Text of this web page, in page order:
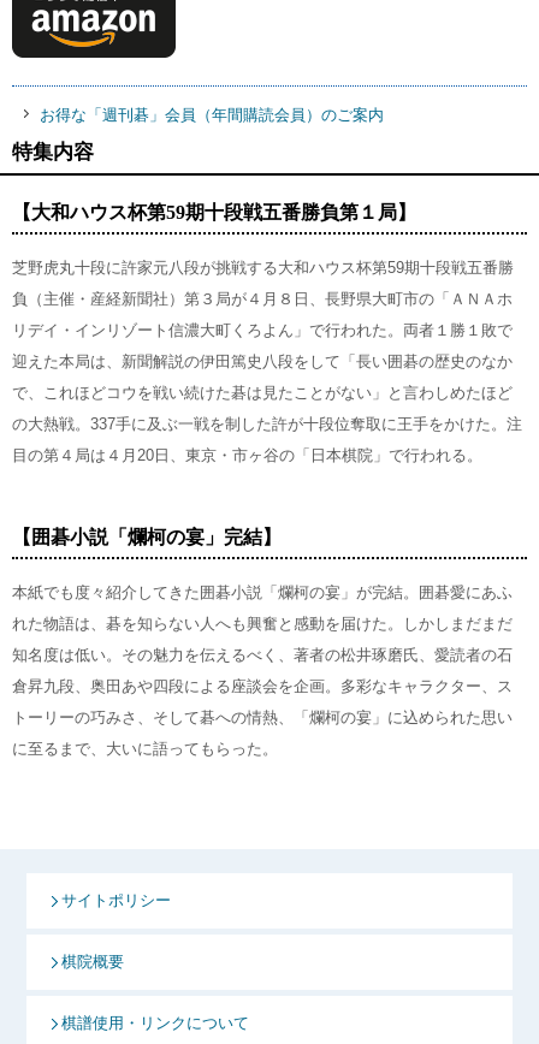
お得な「週刊碁」会員（年間購読会員）のご案内
特集内容
【大和ハウス杯第59期十段戦五番勝負第１局】
芝野虎丸十段に許家元八段が挑戦する大和ハウス杯第59期十段戦五番勝
負（主催・産経新聞社）第３局が４月８日、長野県大町市の「ＡＮＡホ
リデイ・インリゾート信濃大町くろよん」で行われた。両者１勝１敗で
迎えた本局は、新聞解説の伊田篤史八段をして「長い囲碁の歴史のなか
で、これほどコウを戦い続けた碁は見たことがない」と言わしめたほど
の大熱戦。337手に及ぶ一戦を制した許が十段位奪取に王手をかけた。注
目の第４局は４月20日、東京・市ヶ谷の「日本棋院」で行われる。
【囲碁小説「爛柯の宴」完結】
本紙でも度々紹介してきた囲碁小説「爛柯の宴」が完結。囲碁愛にあふ
れた物語は、碁を知らない人へも興奮と感動を届けた。しかしまだまだ
知名度は低い。その魅力を伝えるべく、著者の松井琢磨氏、愛読者の石
倉昇九段、奥田あや四段による座談会を企画。多彩なキャラクター、ス
トーリーの巧みさ、そして碁への情熱、「爛柯の宴」に込められた思い
に至るまで、大いに語ってもらった。
サイトポリシー
棋院概要
棋譜使用・リンクについて